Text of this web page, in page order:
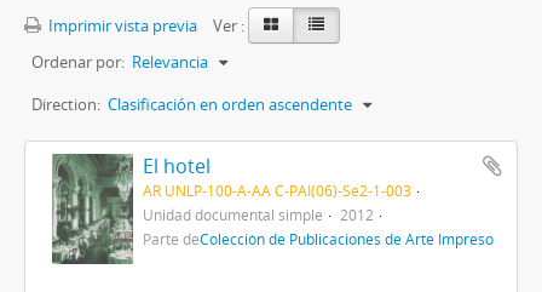
Imprimir vista previa
Ver :
Ordenar por: Relevancia
Direction: Clasificación en orden ascendente
El hotel
AR UNLP-100-A-AA C-PAI(06)-Se2-1-003
Unidad documental simple
2012
Parte deColección de Publicaciones de Arte Impreso